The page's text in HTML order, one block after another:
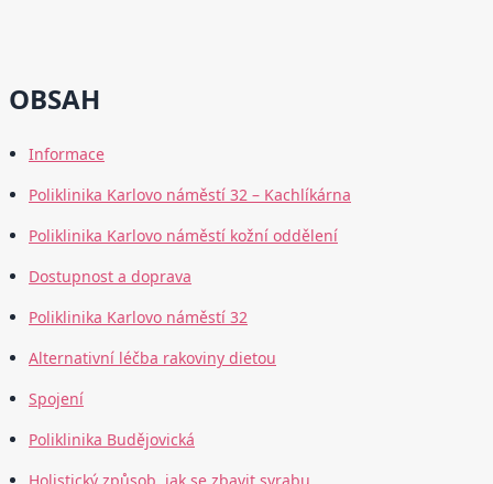
OBSAH
Informace
Poliklinika Karlovo náměstí 32 – Kachlíkárna
Poliklinika Karlovo náměstí kožní oddělení
Dostupnost a doprava
Poliklinika Karlovo náměstí 32
Alternativní léčba rakoviny dietou
Spojení
Poliklinika Budějovická